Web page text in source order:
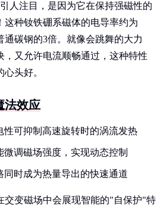
人注目，是因为它在保持强磁性的
这种钕铁硼系磁体的电导率约为
通碳钢的3倍。就像会跳舞的大力
，又允许电流顺畅通过，这种特性
头好。
法效应
性可抑制高速旋转时的涡流发热
微调磁场强度，实现动态控制
同时成为热量导出的快速通道
交变磁场中会展现智能的"自保护"特